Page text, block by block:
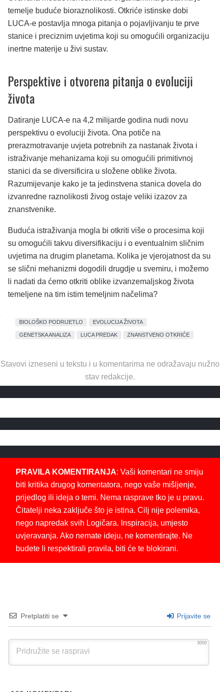
temelje buduće bioraznolikosti. Otkriće istinske dobi
LUCA-e postavlja mnoga pitanja o pojavljivanju te prve
stanice i preciznim uvjetima koji su omogućili organizaciju
inertne materije u živi sustav.
Perspektive i otvorena pitanja o evoluciji
života
Datiranje LUCA-e na 4,2 milijarde godina nudi novu
perspektivu o evoluciji života. Ona potiče na
prerazmotravanje uvjeta potrebnih za nastanak života i
istraživanje mehanizama koji su omogućili primitivnoj
stanici da se diversificira u složene oblike života.
Razumijevanje kako je ta jedinstvena stanica dovela do
izvanredne raznolikosti živog ostaje veliki izazov za
znanstvenike.
Buduća istraživanja mogla bi otkriti više o procesima koji
su omogućili takvu diversifikaciju i o eventualnim sličnim
uvjetima na drugim planetama. Kolika je vjerojatnost da su
se slični mehanizmi dogodili drugdje u svemiru, i možemo
li nadati da ćemo otkriti oblike izvanzemaljskog života
temeljene na tim istim temeljnim načelima?
BIOLOŠKO PODRIJETLO EVOLUCIJA ŽIVOTA
GENETSKA ANALIZA LUCA PREDAK ZNANSTVENO OTKRIĆE
Stavovi izneseni u tekstu i u komentarima ne odražavaju nužno
stav redakcije.
PRAVILA KOMENTIRANJA: Vaši komentari ne smiju
biti kritika drugog komentatora, nego vaše mišljenje,
prijedlog ili ideja o temi. Nema rasprave tko je u pravu.
Čitatelji neka zaključe što je istina. Cilj nije polemika,
nego napredak svih Logičara. Inspiracija, umjesto
uvjeravanja. Ako nemate ideju, ne komentirajte. Ne
budete li respektirali pravila, biti će te blokirani.
Pretplatiti se Prijavite se
3000